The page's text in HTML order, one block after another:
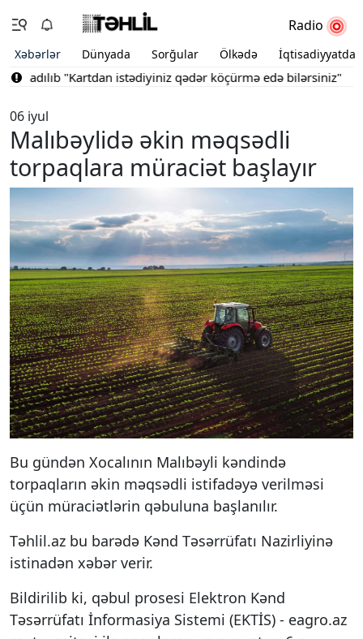
Radio
Xəbərlər Dünyada Sorğular Ölkədə İqtisadiyyatda
"Kartdan istədiyiniz qədər köçürmə edə bilərsiniz"
06 iyul
Malıbəylidə əkin məqsədli
torpaqlara müraciət başlayır
Bu gündən Xocalının Malıbəyli kəndində
torpaqların əkin məqsədli istifadəyə verilməsi
üçün müraciətlərin qəbuluna başlanılır.
Təhlil.az bu barədə Kənd Təsərrüfatı Nazirliyinə
istinadən xəbər verir.
Bildirilib ki, qəbul prosesi Elektron Kənd
Təsərrüfatı İnformasiya Sistemi (EKTİS) - eagro.az